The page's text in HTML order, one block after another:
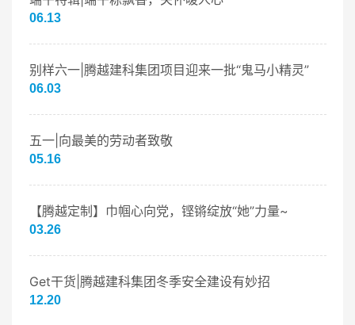
06.13
别样六一|腾越建科集团项目迎来一批“鬼马小精灵”
06.03
五一|向最美的劳动者致敬
05.16
【腾越定制】巾帼心向党，铿锵绽放“她”力量~
03.26
Get干货|腾越建科集团冬季安全建设有妙招
12.20